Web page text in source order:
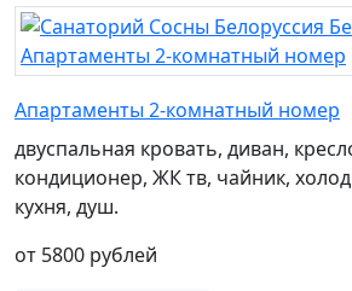
Апартаменты 2-комнатный номер
двуспальная кровать, диван,
кондиционер, ЖК тв, чайник,
кухня, душ.
от 5800 рублей